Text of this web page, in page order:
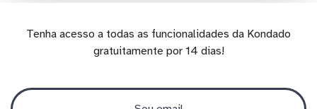
Tenha acesso a todas as funcionalidades da Kondado
gratuitamente por 14 dias!